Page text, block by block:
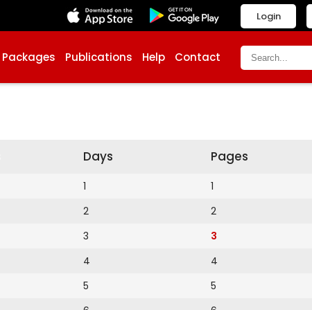
Login
Packages Publications Help Contact
Days
1
2
3
4
5
Pages
1
2
3
4
5